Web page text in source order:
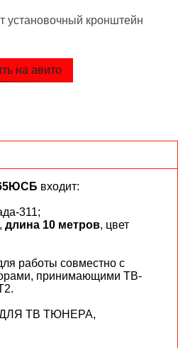
установочный кронштейн
на авито
ЮСБ входит:
311;
длина 10 метров, цвет
работы совместно с
принимающими ТВ-
2.
ТВ ТЮНЕРА,